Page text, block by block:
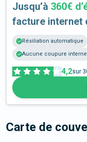
Jusqu’à 360€
facture internet
Résiliation automatique
Aucune coupure
4,2sur
Carte de